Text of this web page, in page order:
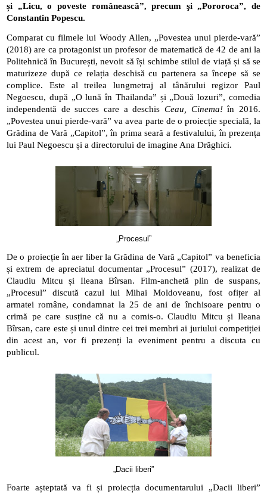
și „Licu, o poveste românească”, precum şi „Pororoca”, de
Constantin Popescu.
Comparat cu filmele lui Woody Allen, „Povestea unui pierde-vară”
(2018) are ca protagonist un profesor de matematică de 42 de ani la
Politehnică în București, nevoit să își schimbe stilul de viață și să se
maturizeze după ce relația deschisă cu partenera sa începe să se
complice. Este al treilea lungmetraj al tânărului regizor Paul
Negoescu, după „O lună în Thailanda” și „Două lozuri”, comedia
independentă de succes care a deschis Ceau, Cinema! în 2016.
„Povestea unui pierde-vară” va avea parte de o proiecție specială, la
Grădina de Vară „Capitol”, în prima seară a festivalului, în prezența
lui Paul Negoescu și a directorului de imagine Ana Drăghici.
„Procesul”
De o proiecție în aer liber la Grădina de Vară „Capitol” va beneficia
și extrem de apreciatul documentar „Procesul” (2017), realizat de
Claudiu Mitcu și Ileana Bîrsan. Film-anchetă plin de suspans,
„Procesul” discută cazul lui Mihai Moldoveanu, fost ofițer al
armatei române, condamnat la 25 de ani de închisoare pentru o
crimă pe care susține că nu a comis-o. Claudiu Mitcu și Ileana
Bîrsan, care este și unul dintre cei trei membri ai juriului competiției
din acest an, vor fi prezenți la eveniment pentru a discuta cu
publicul.
„Dacii liberi”
Foarte așteptată va fi și proiecția documentarului „Dacii liberi”